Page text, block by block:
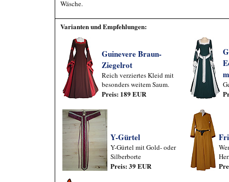
Wäsche.
Varianten und Empfehlungen:
Guinevere Braun-
Ziegelrot
Reich verziertes Kleid mit
besonders weitem Saum.
Preis: 189 EUR
Y-Gürtel
Y-Gürtel mit Gold- oder
Silberborte
Preis: 39 EUR